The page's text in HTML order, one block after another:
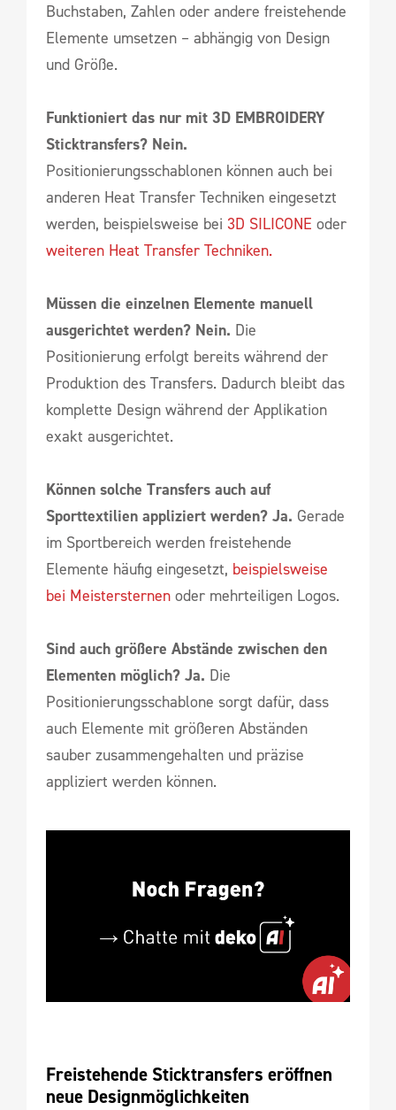
Buchstaben, Zahlen oder andere freistehende
Elemente umsetzen – abhängig von Design
und Größe.
Funktioniert das nur mit 3D EMBROIDERY
Sticktransfers? Nein.
Positionierungsschablonen können auch bei
anderen Heat Transfer Techniken eingesetzt
werden, beispielsweise bei 3D SILICONE oder
weiteren Heat Transfer Techniken.
Müssen die einzelnen Elemente manuell
ausgerichtet werden? Nein. Die
Positionierung erfolgt bereits während der
Produktion des Transfers. Dadurch bleibt das
komplette Design während der Applikation
exakt ausgerichtet.
Können solche Transfers auch auf
Sporttextilien appliziert werden? Ja. Gerade
im Sportbereich werden freistehende
Elemente häufig eingesetzt, beispielsweise
bei Meistersternen oder mehrteiligen Logos.
Sind auch größere Abstände zwischen den
Elementen möglich? Ja. Die
Positionierungsschablone sorgt dafür, dass
auch Elemente mit größeren Abständen
sauber zusammengehalten und präzise
appliziert werden können.
Freistehende Sticktransfers eröffnen
neue Designmöglichkeiten